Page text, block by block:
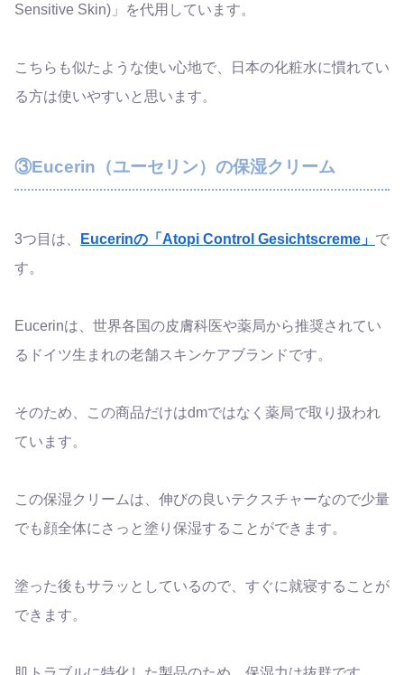
Sensitive Skin)」を代用しています。
こちらも似たような使い心地で、日本の化粧水に慣れてい
る方は使いやすいと思います。
③Eucerin（ユーセリン）の保湿クリーム
3つ目は、 Eucerinの「Atopi Control Gesichtscreme」 で
す。
Eucerinは、世界各国の皮膚科医や薬局から推奨されてい
るドイツ生まれの老舗スキンケアブランドです。
そのため、この商品だけはdmではなく薬局で取り扱われ
ています。
この保湿クリームは、伸びの良いテクスチャーなので少量
でも顔全体にさっと塗り保湿することができます。
塗った後もサラッとしているので、すぐに就寝することが
できます。